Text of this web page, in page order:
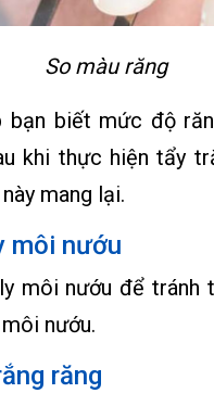
So màu răng
bạn biết mức độ
khi thực hiện tẩy
mang lại.
môi nướu
môi nướu để tránh
nướu.
răng